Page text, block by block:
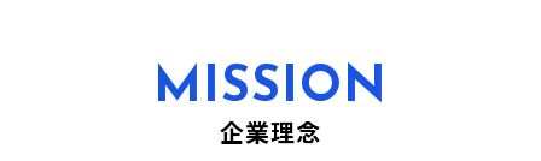
MISSION
企業理念